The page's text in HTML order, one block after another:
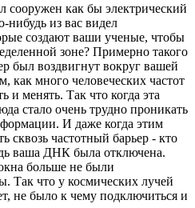
сооружен как бы электрический
нибудь из вас видел
создают ваши ученые, чтобы
зоне? Примерно такого
был воздвигнут вокруг вашей
как много человеческих частот
менять. Так что когда эта
стало очень трудно проникать
И даже когда этим
сквозь частотный барьер - кто
ваша ДНК была отключена.
больше не были
Так что у космических лучей
не было к чему подключиться и